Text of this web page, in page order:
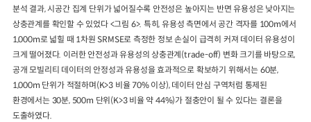
분석 결과, 시공간 집계 단위가 넓어질수록 안전성은 높아지는 반면 유용성은 낮아지는
상충관계를 확인할 수 있었다 <그림 6>. 특히, 유용성 측면에서 공간 격자를 100m에서
1,000m로 넓힐 때 1차원 SRMSE로 측정한 정보 손실이 급격히 커져 데이터 유용성이
크게 떨어졌다. 이러한 안전성과 유용성의 상충관계(trade-off) 변화 크기를 바탕으로,
공개 모빌리티 데이터의 안정성과 유용성을 효과적으로 확보하기 위해서는 60분,
1,000m 단위가 적절하며(K>3 비율 70% 이상), 데이터 안심 구역처럼 통제된
환경에서는 30분, 500m 단위(K>3 비율 약 44%)가 절충안이 될 수 있다는 결론을
도출하였다.